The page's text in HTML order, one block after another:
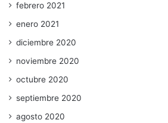
febrero 2021
enero 2021
diciembre 2020
noviembre 2020
octubre 2020
septiembre 2020
agosto 2020